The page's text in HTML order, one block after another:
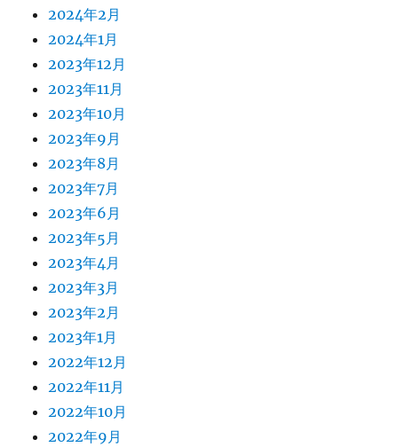
2024年2月
2024年1月
2023年12月
2023年11月
2023年10月
2023年9月
2023年8月
2023年7月
2023年6月
2023年5月
2023年4月
2023年3月
2023年2月
2023年1月
2022年12月
2022年11月
2022年10月
2022年9月